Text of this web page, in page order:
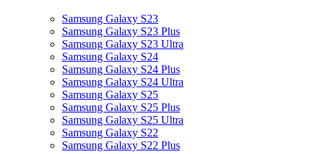
Samsung Galaxy S23
Samsung Galaxy S23 Plus
Samsung Galaxy S23 Ultra
Samsung Galaxy S24
Samsung Galaxy S24 Plus
Samsung Galaxy S24 Ultra
Samsung Galaxy S25
Samsung Galaxy S25 Plus
Samsung Galaxy S25 Ultra
Samsung Galaxy S22
Samsung Galaxy S22 Plus